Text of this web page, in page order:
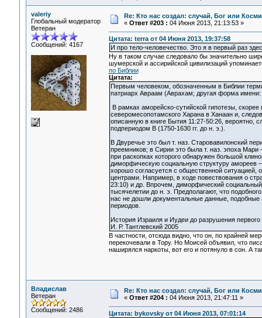
valeriy
Глобальный модератор
Ветеран
Сообщений: 4167
Re: Кто нас создал: случай, Бог или
« Ответ #203 : 04 Июня 2013, 21:13:53 »
Цитата: terra от 04 Июня 2013, 19:37:58
И про тело-человечество. Это я в первый раз
Ну в таком случае следовало бы значительно
шумерской и ассирийской цивилизаций
по Библии
Цитата:
Первым человеком, обозначенным в Библии
патриарх Авраам (Аврахам; другая форма
В рамках аморейско-сутийской гипотезы,
северомесопотамского Харана в Ханаан и,
описанную в книге Бытия 11:27-50:26, вероятно,
подпериодом В (1750-1630 гг. до н. э.).
В Двуречье это был т. наз. Старовавилонский
преемников; в Сирии это была т. наз. эпоха
при раскопках которого обнаружен большой
диморфическую социальную структуру амореев
хорошо согласуется с общественной ситуацией,
центрами. Например, в ходе повествования о
23:10) и др. Впрочем, диморфический
тысячелетии до н. э. Предполагают, что
нас не дошли документальные данные, подобные
периодов.
История Израиля и Иудеи до разрушения
И. Р. Тантлевский 2005
В частности, отсюда видно, что он, по крайней
перекочевали в Тору. Но Моисей объявил, что
наширялся наркоты, вот его и потянуло в сон. А
Владислав
Ветеран
Сообщений: 2486
Re: Кто нас создал: случай, Бог или
« Ответ #204 : 04 Июня 2013, 21:47:11 »
Цитата: bykovsky от 04 Июня 2013, 07:01:14